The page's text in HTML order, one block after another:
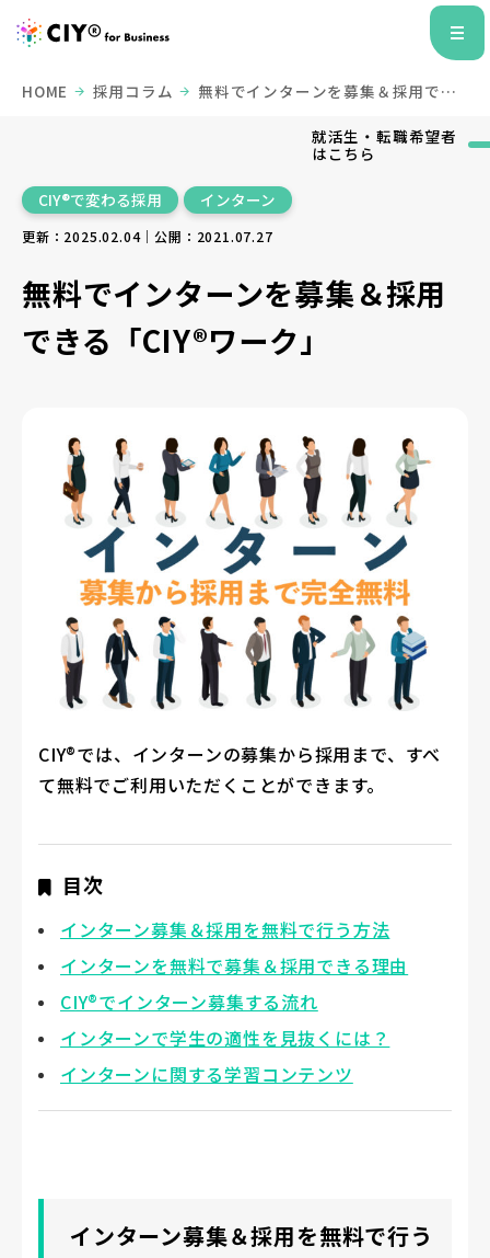
HOME 採用コラム
無料でインターンを募集＆採用でき
就活生・転職希望者
はこちら
CIY®で変わる採用 インターン
更新：2025.02.04｜公開：2021.07.27
無料でインターンを募集＆採用
できる「CIY®ワーク」
CIY®では、インターンの募集から採用まで、すべ
て無料でご利用いただくことができます。
目次
インターン募集＆採用を無料で行う方法
インターンを無料で募集＆採用できる理由
CIY®でインターン募集する流れ
インターンで学生の適性を見抜くには？
インターンに関する学習コンテンツ
インターン募集＆採用を無料で行う